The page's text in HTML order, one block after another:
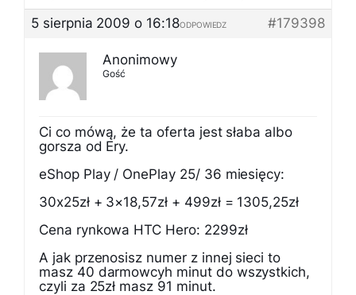
5 sierpnia 2009 o 16:18
#179398
ODPOWIEDZ
Anonimowy
Gość
Ci co mówą, że ta oferta jest słaba albo
gorsza od Ery.
eShop Play / OnePlay 25/ 36 miesięcy:
30x25zł + 3×18,57zł + 499zł = 1305,25zł
Cena rynkowa HTC Hero: 2299zł
A jak przenosisz numer z innej sieci to
masz 40 darmowcyh minut do wszystkich,
czyli za 25zł masz 91 minut.